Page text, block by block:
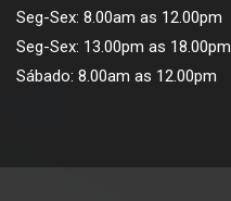
Seg-Sex: 8.00am as 12.00pm
Seg-Sex: 13.00pm as 18.00pm
Sábado: 8.00am as 12.00pm